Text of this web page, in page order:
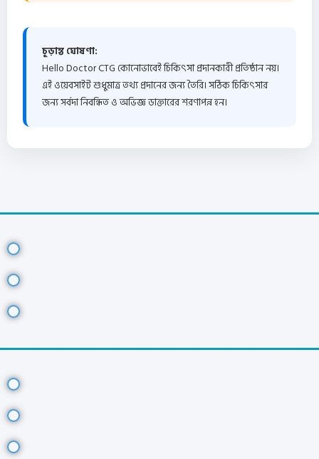
চূড়ান্ত ঘোষণা:
Hello Doctor CTG কোনোভাবেই চিকিৎসা প্রদানকারী প্রতিষ্ঠান নয়।
এই ওয়েবসাইট শুধুমাত্র তথ্য প্রদানের জন্য তৈরি। সঠিক চিকিৎসার
জন্য সর্বদা নিবন্ধিত ও অভিজ্ঞ ডাক্তারের শরণাপন্ন হন।